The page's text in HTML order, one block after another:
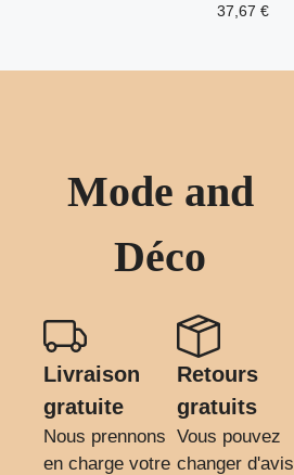
37,67 €
Mode and
Déco
Livraison
gratuite
Nous prennons
en charge votre
Retours
gratuits
Vous pouvez
changer d'avis